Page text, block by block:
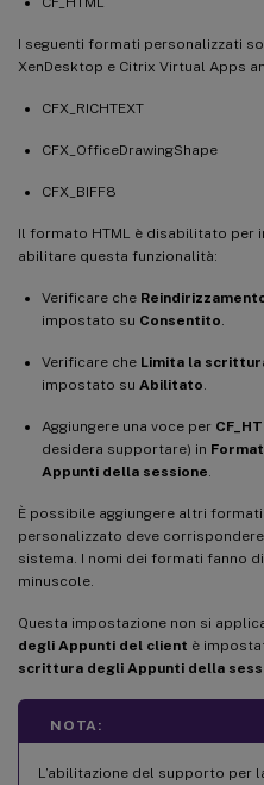
I seguenti formati personalizzati
XenDesktop e Citrix Virtual Apps
CFX_RICHTEXT
CFX_OfficeDrawingShape
CFX_BIFF8
Il formato HTML è disabilitato per
abilitare questa funzionalità:
Verificare che
impostato su Consentito
Verificare che Limita la
impostato su Abilitato
Aggiungere una voce per
desidera supportare) in
Appunti della sessione
È possibile aggiungere altri
personalizzato deve
sistema. I nomi dei formati fanno
minuscole.
Questa impostazione non si
degli Appunti del client è
scrittura degli Appunti della
NOTA:
L’abilitazione del supporto per